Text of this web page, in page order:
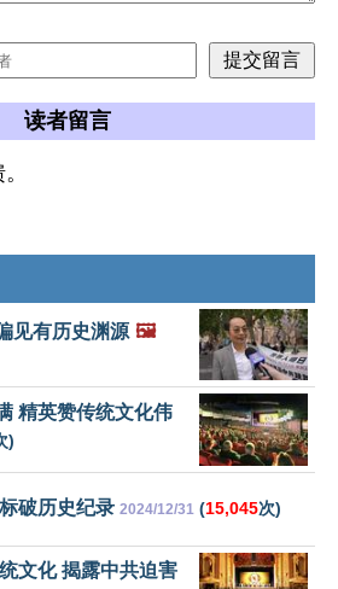
读者留言
见有历史渊源 🖼️
精英赞传统文化伟
)
破历史纪录 2024/12/31 (15,045次)
文化 揭露中共迫害